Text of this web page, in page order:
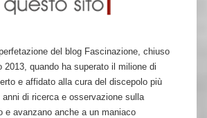
del blog Fascinazione, chiuso
2013, quando ha superato il milione di
e affidato alla cura del discepolo più
di ricerca e osservazione sulla
e avanzano anche a un maniaco